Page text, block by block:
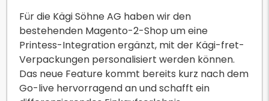
Für die Kägi Söhne AG haben wir den
bestehenden Magento-2-Shop um eine
Printess-Integration ergänzt, mit der Kägi-fret-
Verpackungen personalisiert werden können.
Das neue Feature kommt bereits kurz nach dem
Go-live hervorragend an und schafft ein